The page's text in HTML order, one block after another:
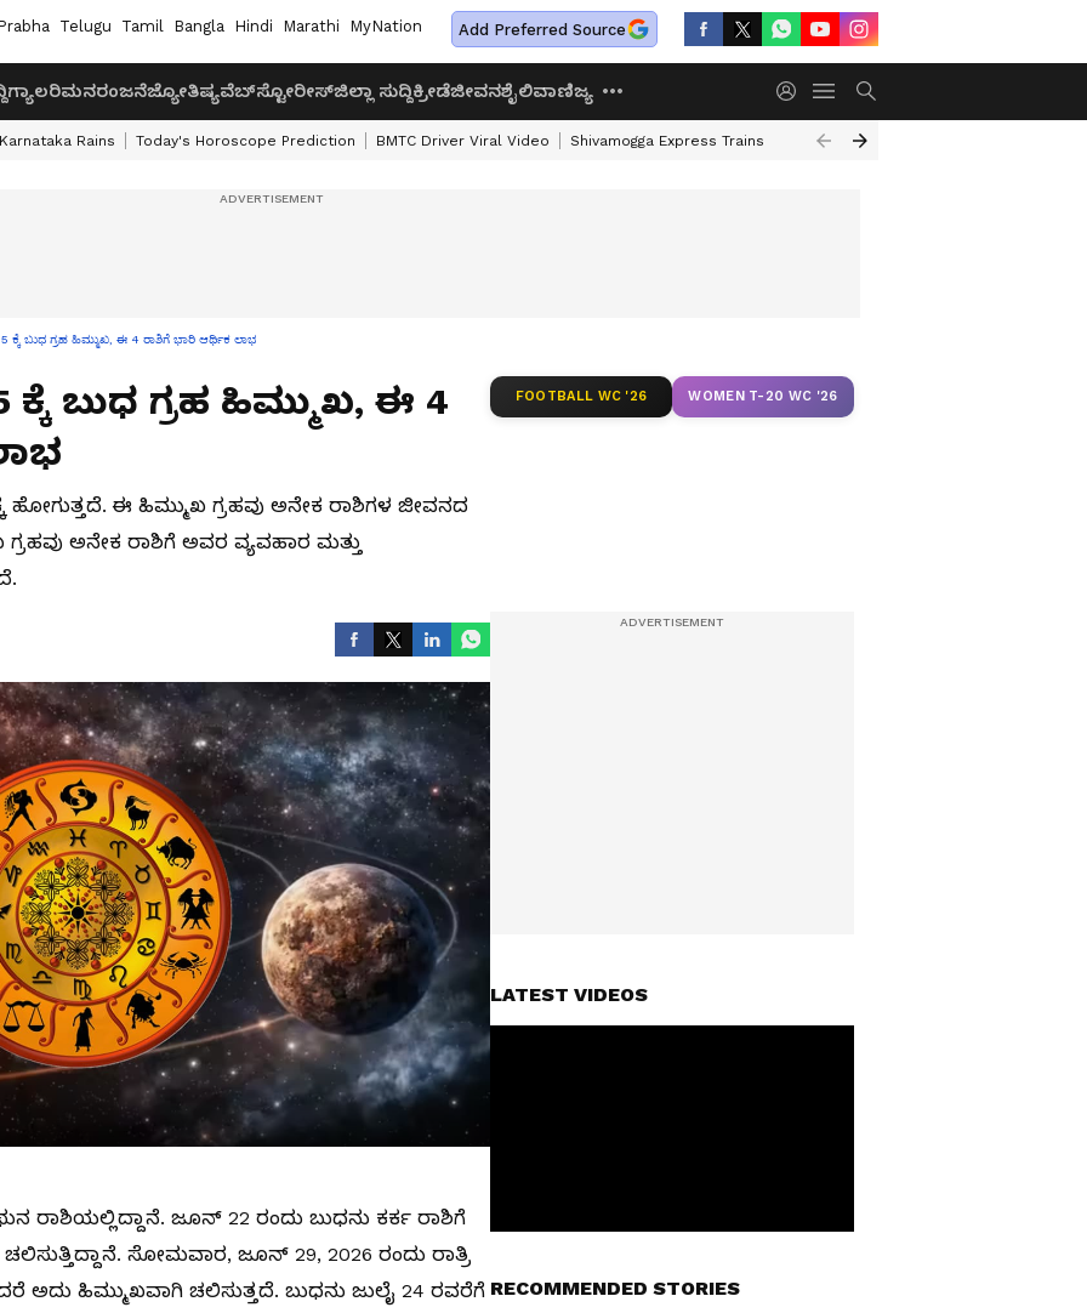
Telugu Tamil Bangla Hindi Marathi MyNation Add Preferred Source
ಗ್ಯಾಲರಿಮನರಂಜನೆಜ್ಯೋತಿಷ್ಯವೆಬ್‌ಸ್ಟೋರೀಸ್ಜಿಲ್ಲಾ ಸುದ್ದಿಕ್ರೀಡೆಜೀವನಶೈಲಿವಾಣಿಜ್ಯ
Karnataka Rains Today's Horoscope Prediction BMTC Driver Viral Video Shivamogga Express Trains Airtel Prepaid Plan
ಕ್ಕೆ ಬುಧ ಗ್ರಹ ಹಿಮ್ಮುಖ, ಈ 4 ರಾಶಿಗೆ ಭಾರಿ ಆರ್ಥಿಕ ಲಾಭ
ಕ್ಕೆ ಬುಧ ಗ್ರಹ ಹಿಮ್ಮುಖ, ಈ 4
ಹೋಗುತ್ತದೆ. ಈ ಹಿಮ್ಮುಖ ಗ್ರಹವು ಅನೇಕ ರಾಶಿಗಳ ಜೀವನದ
ಅನೇಕ ರಾಶಿಗೆ ಅವರ ವ್ಯವಹಾರ ಮತ್ತು
ರಾಶಿಯಲ್ಲಿದ್ದಾನೆ. ಜೂನ್ 22 ರಂದು ಬುಧನು ಕರ್ಕ ರಾಶಿಗೆ
ಚಲಿಸುತ್ತಿದ್ದಾನೆ. ಸೋಮವಾರ, ಜೂನ್ 29, 2026 ರಂದು ರಾತ್ರಿ
ಅದು ಹಿಮ್ಮುಖವಾಗಿ ಚಲಿಸುತ್ತದೆ. ಬುಧನು ಜುಲೈ 24 ರವರೆಗೆ
FOOTBALL WC '26 WOMEN T-20 WC '26
LATEST VIDEOS
RECOMMENDED STORIES